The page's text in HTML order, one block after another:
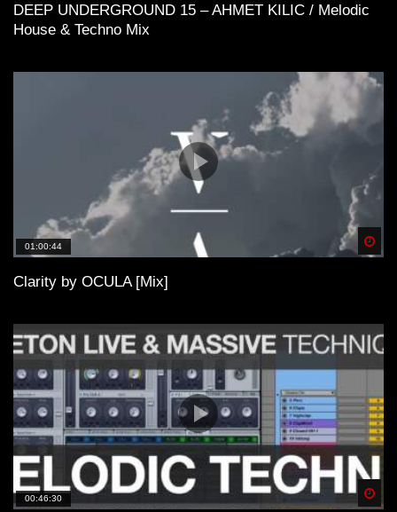
DEEP UNDERGROUND 15 – AHMET KILIC / Melodic
House & Techno Mix
01:00:44
Clarity by OCULA [Mix]
00:46:30